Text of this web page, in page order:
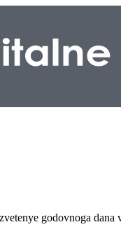
godovnoga dana